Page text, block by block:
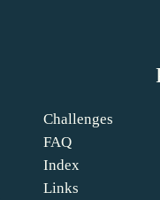
Challenges
FAQ
Index
Links